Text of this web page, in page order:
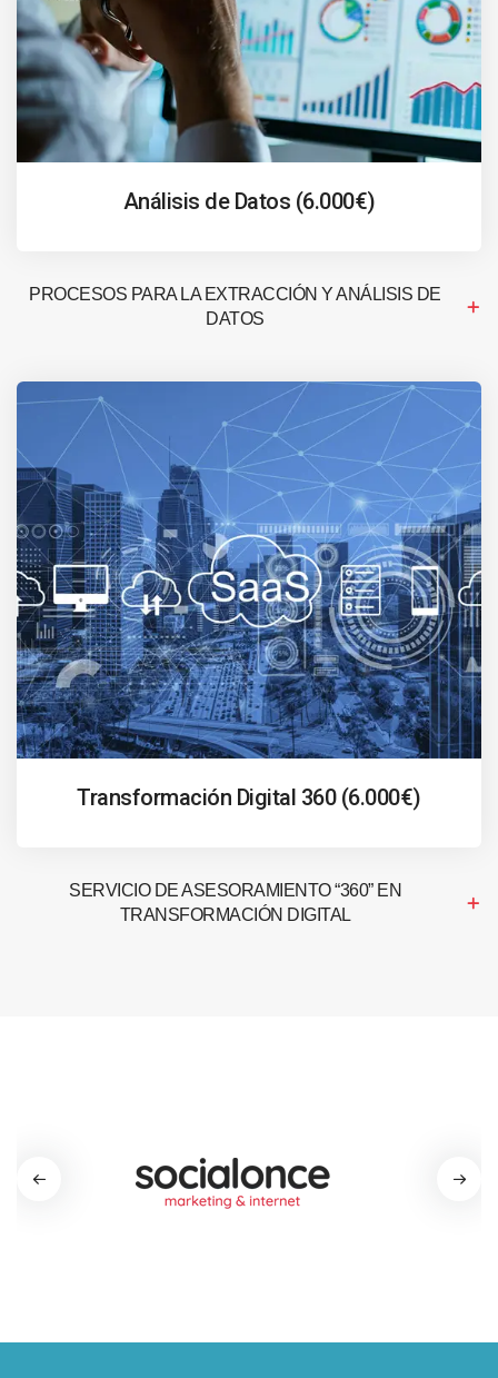
Análisis de Datos (6.000€)
PROCESOS PARA LA EXTRACCIÓN Y ANÁLISIS DE
DATOS
Transformación Digital 360 (6.000€)
SERVICIO DE ASESORAMIENTO “360” EN
TRANSFORMACIÓN DIGITAL